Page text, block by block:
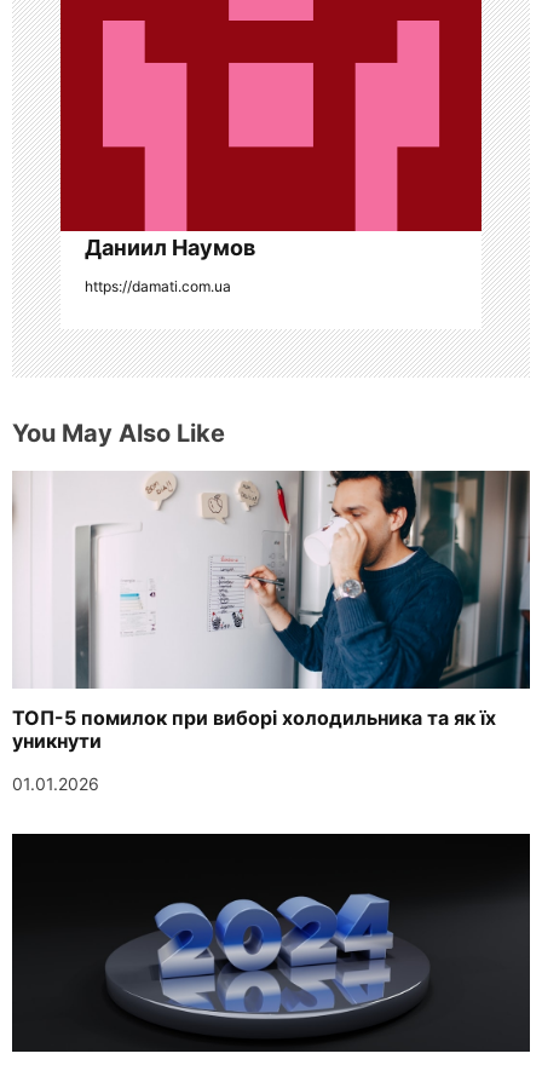
з
а
п
и
с
я
м
Даниил Наумов
https://damati.com.ua
You May Also Like
ТОП-5 помилок при виборі холодильника та як їх
уникнути
01.01.2026